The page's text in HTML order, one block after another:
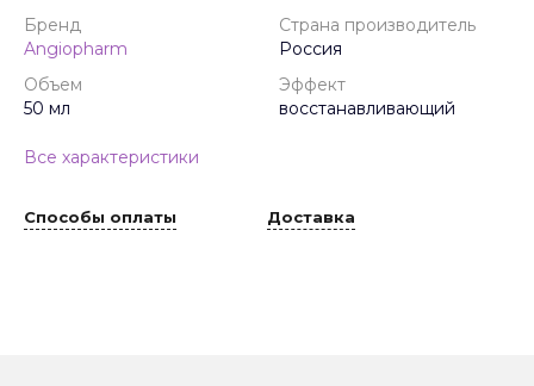
Бренд
Angiopharm
Страна производитель
Россия
Объем
50 мл
Эффект
восстанавливающий
Все характеристики
Способы оплаты Доставка